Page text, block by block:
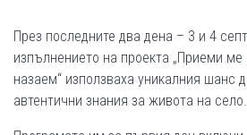
През последните два дена – 3 и 4
изпълнението на проекта „Приеми ме
назаем“ използваха уникалния шанс
автентични знания за живота на село.